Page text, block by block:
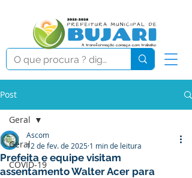
Post
Geral
COVID-19
Geral
Prefeita e equipe visitam
assentamento Walter Acer para
Ascom
12 de fev. de 2025 1 min de leitura